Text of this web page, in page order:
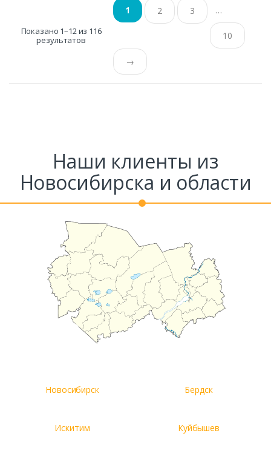
Показано 1–12 из 116
результатов
1 2 3 …
10
→
Наши клиенты из
Новосибирска и области
Новосибирск Бердск
Искитим Куйбышев